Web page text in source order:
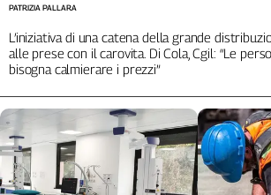
L’iniziativa di una catena della grande
alle prese con il carovita. Di Cola, Cgil: “Le
bisogna calmierare i prezzi”
PATRIZIA PALLARA